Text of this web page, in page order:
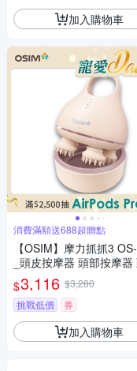
加入購物車
消費滿額送688超贈點
【OSIM】摩力抓抓3
_頭皮按摩器 頭部按摩器
PA 洗頭按摩器 頭皮紓壓
清潔按摩 頭皮養護
$3,116 $3,280
挑戰低價
券
加入購物車